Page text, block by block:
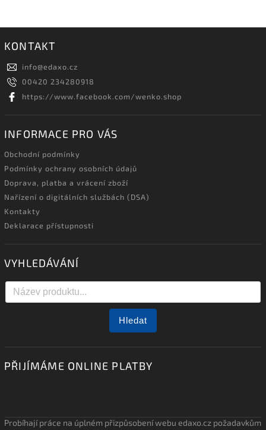
KONTAKT
info@edaxo.cz
00420 234280918
https://www.facebook.com/wenko.shop
INFORMACE PRO VÁS
Obchodní podmínky
Podmínky ochrany osobních údajů
Doprava, platba a vrácení zboží
Nařízení o digitálních službách (DSA)
Kontakty
Deklarace přístupnosti
VYHLEDÁVÁNÍ
Hledat
PŘIJÍMÁME ONLINE PLATBY
Probíhají práce na úplném přizpůsobení webu edaxo.cz požadavkům